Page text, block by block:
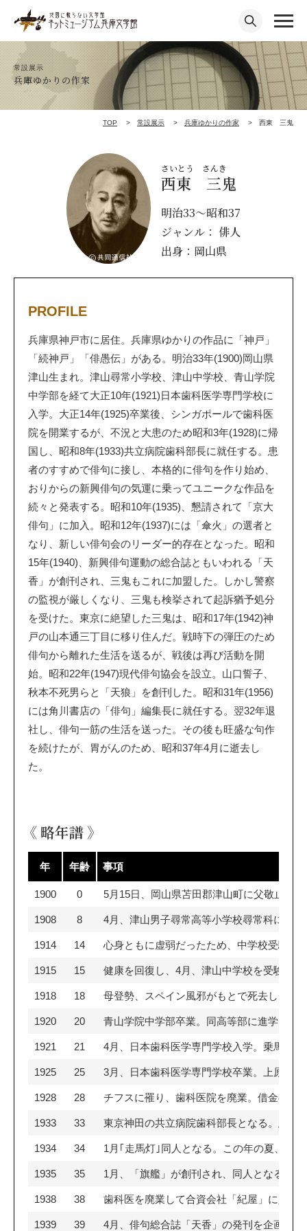
常設展示
兵庫ゆかりの作家
TOP 常設展示 兵庫ゆかりの作家 西東 三鬼
さいとう さんき
西東 三鬼
明治33～昭和37
ジャンル： 俳人
出身：岡山県
PROFILE
兵庫県神戸市に居住。兵庫県ゆかりの作品に「神戸」
「続神戸」「俳愚伝」がある。 明治33年(1900)岡山県
津山生まれ。津山尋常小学校、津山中学校、青山学院
中学部を経て大正10年(1921)日本歯科医学専門学校に
入学。大正14年(1925)卒業後、シンガポールで歯科医
院を開業するが、不況と大患のため昭和3年(1928)に帰
国し、昭和8年(1933)共立病院歯科部長に就任する。患
者のすすめで俳句に接し、本格的に俳句を作り始め、
おりからの新興俳句の気運に乗ってユニークな作品を
続々と発表する。昭和10年(1935)、懇請されて「京大
俳句」に加入。昭和12年(1937)には「傘火」の選者と
なり、新しい俳句会のリーダー的存在となった。昭和
15年(1940)、新興俳句運動の総合誌ともいわれる「天
香」が創刊され、三鬼もこれに加盟した。しかし警察
の監視が厳しくなり、三鬼も検挙されて起訴猶予処分
を受けた。東京に絶望した三鬼は、昭和17年(1942)神
戸の山本通三丁目に移り住んだ。戦時下の弾圧のため
俳句から離れた生活を送るが、戦後は再び活動を開
始。昭和22年(1947)現代俳句協会を設立。山口誓子、
秋本不死男らと「天狼」を創刊した。昭和31年(1956)
には角川書店の「俳句」編集長に就任する。翌32年退
社し、俳句一筋の生活を送った。その後も旺盛な句作
を続けたが、胃がんのため、昭和37年4月に逝去し
た。
《 略年譜 》
年 年齢 事項
1900 0 5月15日、岡山県苫田郡津山町に父敬止、
1908 8 4月、津山男子尋常高等小学校尋常科に入学
1914 14 心身ともに虚弱だったため、中学校受験を
1915 15 健康を回復し、4月、津山中学校を受験。2
1918 18 母登勢、スペイン風邪がもとで死去し、三
1920 20 青山学院中学部卒業。同高等部に進学。9
1921 21 4月、日本歯科医学専門学校入学。乗馬部に
1925 25 3月、日本歯科医学専門学校卒業。上原重
1928 28 チフスに罹り、歯科医院を廃業。借金の整
1933 33 東京神田の共立病院歯科部長となる。患者
1934 34 1月｢走馬灯｣同人となる。この年の夏、｢
1935 35 1月、「旗艦」が創刊され、同人となる。4
1938 38 歯科医を廃業して合資会社「紀屋」に入社
1939 39 4月、俳句総合誌「天香」の発刊を企画し